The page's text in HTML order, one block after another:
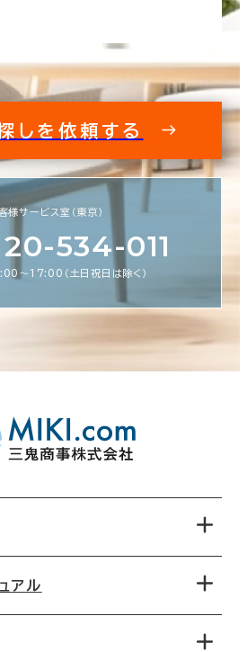
しを依頼する
様サービス室（東京）
534-011
〜17:00（土日祝日は除く）
アル